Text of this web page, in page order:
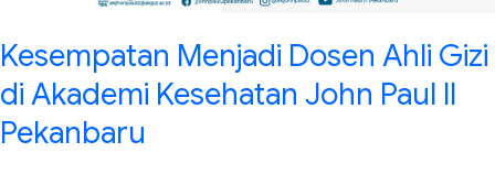
Kesempatan Menjadi Dosen Ahli Gizi
di Akademi Kesehatan John Paul II
Pekanbaru